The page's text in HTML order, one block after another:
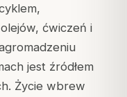
ćwiczeń i
jest źródłem
Życie wbrew